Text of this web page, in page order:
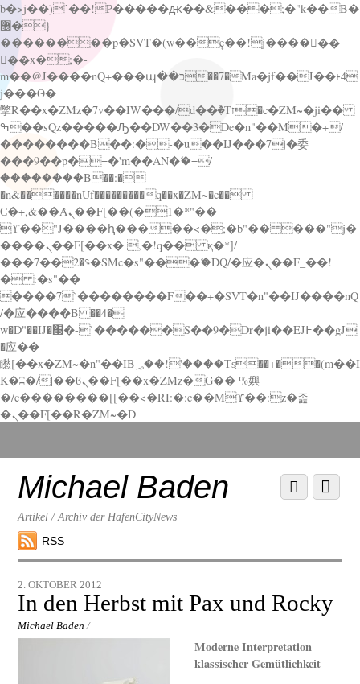
b�>j��)΄��!P�����ԫ��&���;�"k��B�
޶�}
��������p�SVT�(w��ę��!j������
��x�;�-
m��@J����nQ+���պ��כ��7�Ma�jf��J��ͱ4
j���Ѳ�
撆R��x�ZMz�7v��IW���/d��ٞ�Тז�c�ZM~�ji��
ߒ��sQz�����Ԡ��DW��3�De�n"��M�+/
��������B��:�-�u��IJ���7j�委
���9��p�=�'m��AN�ޭ�=/
��������B��:�-
�n&������nUf���������q��x�ZM~�c��
Ϲ�+,&��Ὰܢ��F[��(�1�*"��
ϒ��"J����ԧ�����<�;�b"�� ���"j�
����ܢ��F[��x� ,�!q�� қ�*]/
���؝�2��7�SMc�s"���ޭ�DQ/�应�ܢ��F_��!
� :�s"��
����7`��������F��+�SVT�n"��IJ����nQ
/�应����B ��4�
w�D"��IJ�׭�-`������S��9�Dr�ji��EJ߅��gJ
�应��
矁[��x�ZM~�n"��IB؃��!'����Тѕ��+��(m��I
K�ʭ�/|��ϐܢ��F[��x�ZMz�G�� %嬩
�/c��������[[��<�RI:�:c��MΎ��:z�졾
�ܢ��F[��R�ZM~�D
down
contentMichael Baden
Artikel / Archiv der HafenCityNews
RSS
Menu
Scroll
down
2. OKTOBER 2012
In den Herbst mit Pax und Rocky
Michael Baden /
Moderne Interpretation
klassischer Gemütlichkeit